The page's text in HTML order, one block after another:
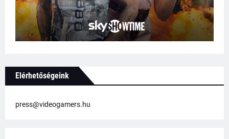
Elérhetőségeink
press@videogamers.hu